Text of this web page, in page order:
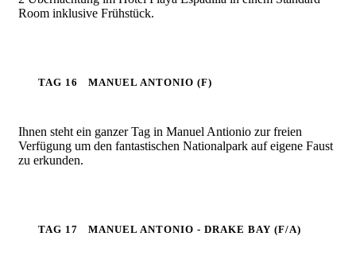
Room inklusive Frühstück.
TAG 16 MANUEL ANTONIO (F)
Ihnen steht ein ganzer Tag in Manuel Antionio zur freien
Verfügung um den fantastischen Nationalpark auf eigene Faust
zu erkunden.
TAG 17 MANUEL ANTONIO - DRAKE BAY (F/A)